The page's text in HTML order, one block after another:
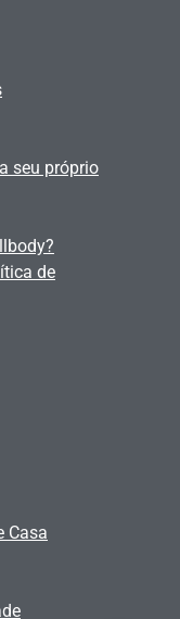
seu próprio
de
Casa